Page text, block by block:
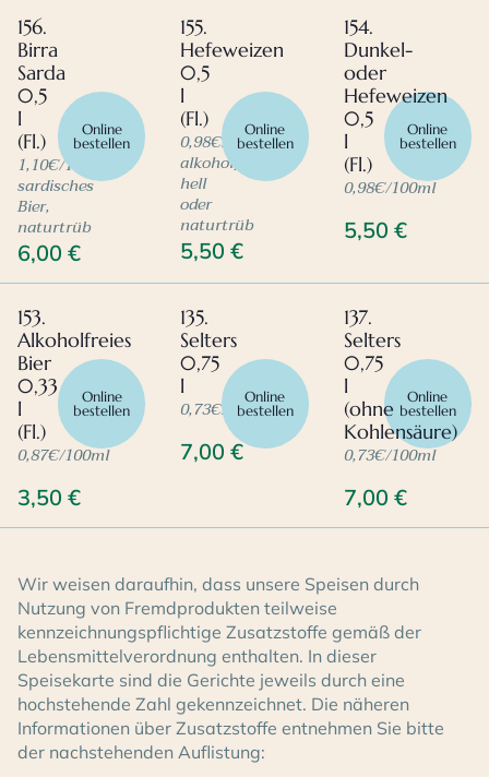
156.
Birra
Sarda
0,5
l
(Fl.)
6,00 €
1,10€/100ml,
sardisches
Bier,
naturtrüb
Online
bestellen
155.
Hefeweizen
0,5
l
(Fl.)
5,50€
0,98€/100ml,
alkoholfrei,
hell
oder
naturtrüb
Online
bestellen
154.
Dunkel-
oder
Hefeweizen
0,5
l
(Fl.)
5,50 €
0,98€/100ml
Online
bestellen
153.
Alkoholfreies
Bier
0,33
l
(Fl.)
3,50 €
0,87€/100ml
Online
bestellen
135.
Selters
0,75
l
7,00€
0,73€/100ml
Online
bestellen
137.
Selters
0,75
l
(ohne
Kohlensäure)
7,00 €
0,73€/100ml
Online
bestellen
Wir weisen daraufhin, dass unsere Speisen durch
Nutzung von Fremdprodukten teilweise
kennzeichnungspflichtige Zusatzstoffe gemäß der
Lebensmittelverordnung enthalten. In dieser
Speisekarte sind die Gerichte jeweils durch eine
hochstehende Zahl gekennzeichnet. Die näheren
Informationen über Zusatzstoffe entnehmen Sie bitte
der nachstehenden Auflistung: